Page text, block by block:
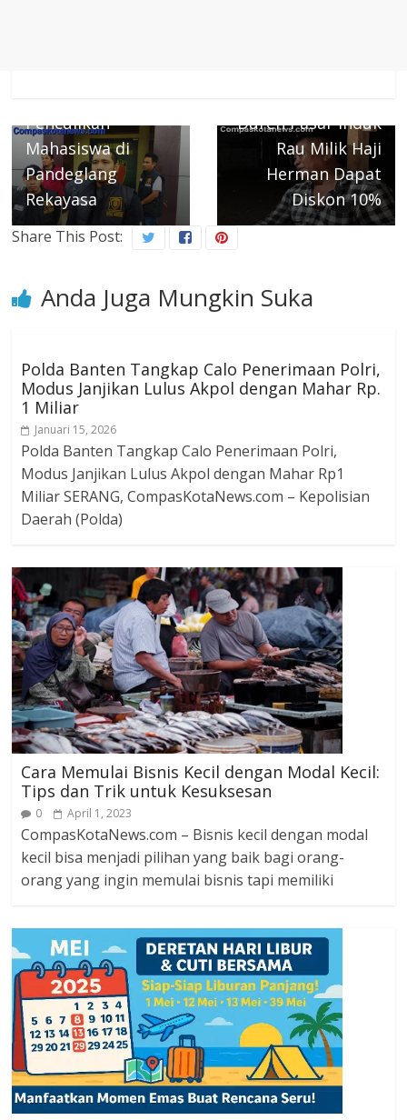
Penculikan
Mahasiswa di
Pandeglang
Rekayasa
Duren Pasar Induk
Rau Milik Haji
Herman Dapat
Diskon 10%
Share This Post:
Anda Juga Mungkin Suka
Polda Banten Tangkap Calo Penerimaan Polri,
Modus Janjikan Lulus Akpol dengan Mahar Rp.
1 Miliar
Januari 15, 2026
Polda Banten Tangkap Calo Penerimaan Polri,
Modus Janjikan Lulus Akpol dengan Mahar Rp1
Miliar SERANG, CompasKotaNews.com – Kepolisian
Daerah (Polda)
Cara Memulai Bisnis Kecil dengan Modal Kecil:
Tips dan Trik untuk Kesuksesan
0 April 1, 2023
CompasKotaNews.com – Bisnis kecil dengan modal
kecil bisa menjadi pilihan yang baik bagi orang-
orang yang ingin memulai bisnis tapi memiliki